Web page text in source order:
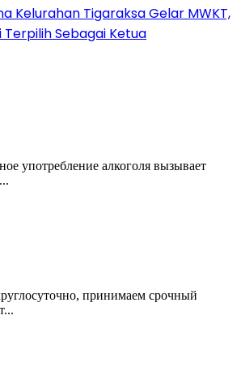
Kelurahan Tigaraksa Gelar MWKT,
Terpilih Sebagai Ketua
употребление алкоголя вызывает
принимаем срочный